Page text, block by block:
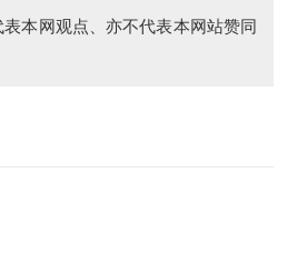
本网观点、亦不代表本网站赞同